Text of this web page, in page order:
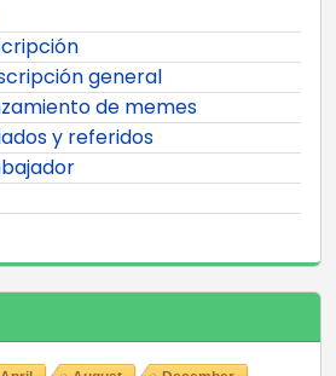
general
de memes
y referidos